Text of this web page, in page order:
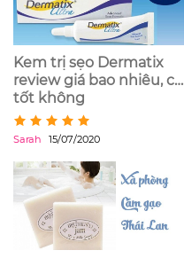
Kem trị sẹo Dermatix
review giá bao nhiêu, có
tốt không
Sarah 15/07/2020